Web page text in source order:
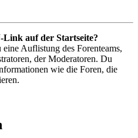
Link auf der Startseite?
Auflistung des Forenteams,
der Moderatoren. Du
wie die Foren, die